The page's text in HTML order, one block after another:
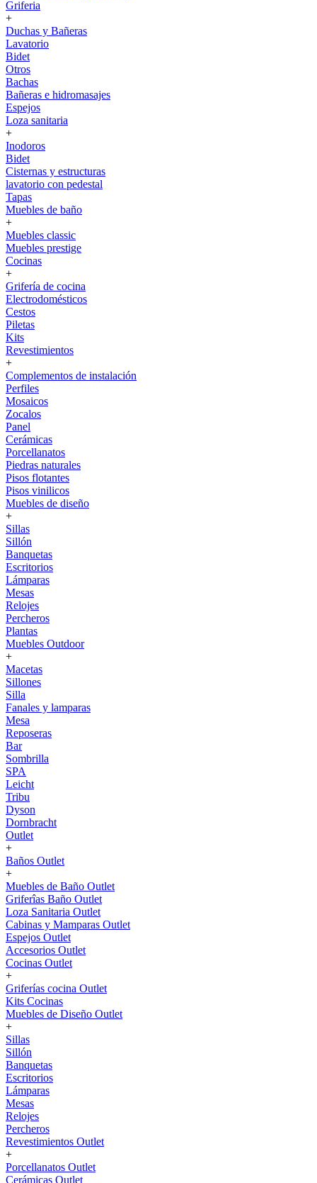
Griferia
+
Duchas y Bañeras
Lavatorio
Bidet
Otros
Bachas
Bañeras e hidromasajes
Espejos
Loza sanitaria
+
Inodoros
Bidet
Cisternas y estructuras
lavatorio con pedestal
Tapas
Muebles de baño
+
Muebles classic
Muebles prestige
Cocinas
+
Grifería de cocina
Electrodomésticos
Cestos
Piletas
Kits
Revestimientos
+
Complementos de instalación
Perfiles
Mosaicos
Zocalos
Panel
Cerámicas
Porcellanatos
Piedras naturales
Pisos flotantes
Pisos vinilicos
Muebles de diseño
+
Sillas
Sillón
Banquetas
Escritorios
Lámparas
Mesas
Relojes
Percheros
Plantas
Muebles Outdoor
+
Macetas
Sillones
Silla
Fanales y lamparas
Mesa
Reposeras
Bar
Sombrilla
SPA
Leicht
Tribu
Dyson
Dornbracht
Outlet
+
Baños Outlet
+
Muebles de Baño Outlet
Griferîas Baño Outlet
Loza Sanitaria Outlet
Cabinas y Mamparas Outlet
Espejos Outlet
Accesorios Outlet
Cocinas Outlet
+
Griferías cocina Outlet
Kits Cocinas
Muebles de Diseño Outlet
+
Sillas
Sillón
Banquetas
Escritorios
Lámparas
Mesas
Relojes
Percheros
Revestimientos Outlet
+
Porcellanatos Outlet
Cerámicas Outlet